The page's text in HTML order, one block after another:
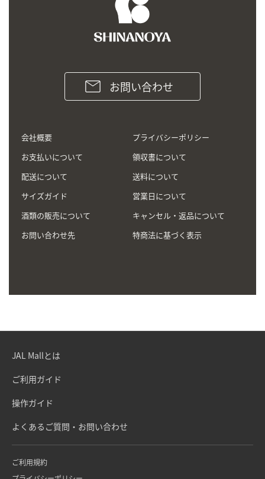
お問い合わせ
会社概要
プライバシーポリシー
お支払いについて
領収書について
配送について
送料について
サイズガイド
営業日について
酒類の販売について
キャンセル・返品について
お問い合わせ先
特商法に基づく表示
JAL Mallとは
ご利用ガイド
操作ガイド
よくあるご質問・お問い合わせ
ご利用規約